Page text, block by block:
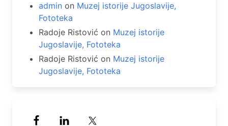
admin on Muzej istorije Jugoslavije,
Fototeka
Radoje Ristović on Muzej istorije
Jugoslavije, Fototeka
Radoje Ristović on Muzej istorije
Jugoslavije, Fototeka